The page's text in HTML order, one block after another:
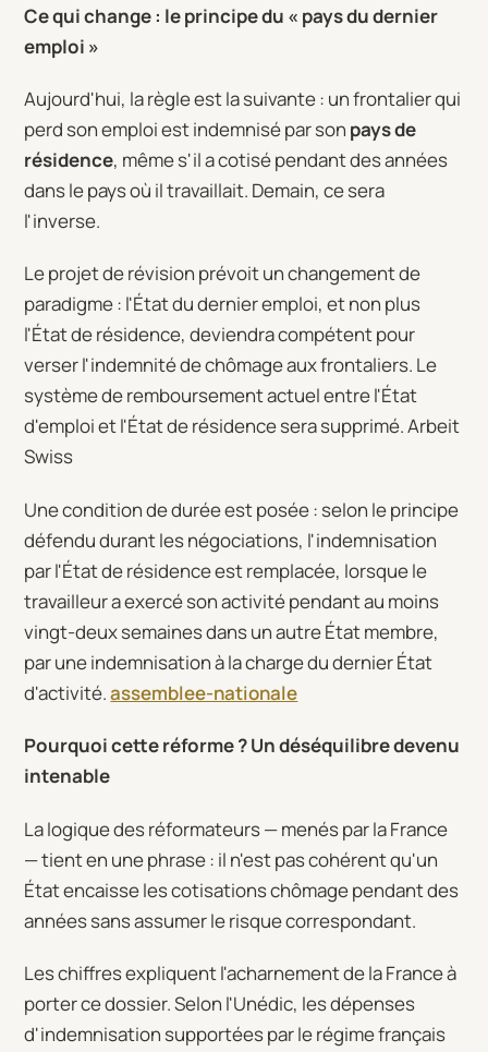
Ce qui change : le principe du « pays du dernier
emploi »
Aujourd'hui, la règle est la suivante : un frontalier qui
perd son emploi est indemnisé par son pays de
résidence, même s'il a cotisé pendant des années
dans le pays où il travaillait. Demain, ce sera
l'inverse.
Le projet de révision prévoit un changement de
paradigme : l'État du dernier emploi, et non plus
l'État de résidence, deviendra compétent pour
verser l'indemnité de chômage aux frontaliers. Le
système de remboursement actuel entre l'État
d'emploi et l'État de résidence sera supprimé. Arbeit
Swiss
Une condition de durée est posée : selon le principe
défendu durant les négociations, l'indemnisation
par l'État de résidence est remplacée, lorsque le
travailleur a exercé son activité pendant au moins
vingt-deux semaines dans un autre État membre,
par une indemnisation à la charge du dernier État
d'activité.assemblee-nationale
Pourquoi cette réforme ? Un déséquilibre devenu
intenable
La logique des réformateurs — menés par la France
— tient en une phrase : il n'est pas cohérent qu'un
État encaisse les cotisations chômage pendant des
années sans assumer le risque correspondant.
Les chiffres expliquent l'acharnement de la France à
porter ce dossier. Selon l'Unédic, les dépenses
d'indemnisation supportées par le régime français